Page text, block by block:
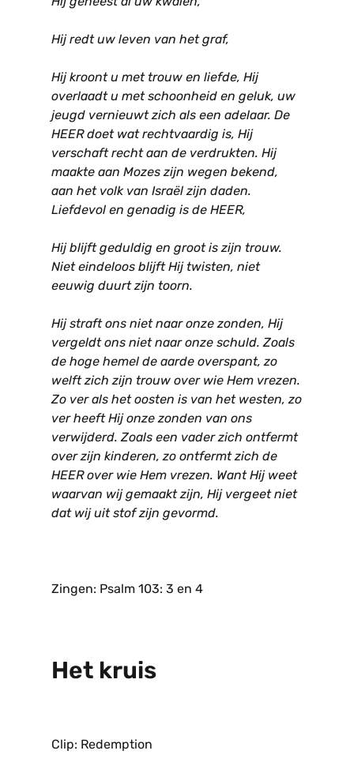
Hij redt uw leven van het graf,
Hij kroont u met trouw en liefde, Hij
overlaadt u met schoonheid en geluk, uw
jeugd vernieuwt zich als een adelaar. De
HEER doet wat rechtvaardig is, Hij
verschaft recht aan de verdrukten. Hij
maakte aan Mozes zijn wegen bekend,
aan het volk van Israël zijn daden.
Liefdevol en genadig is de HEER,
Hij blijft geduldig en groot is zijn trouw.
Niet eindeloos blijft Hij twisten, niet
eeuwig duurt zijn toorn.
Hij straft ons niet naar onze zonden, Hij
vergeldt ons niet naar onze schuld. Zoals
de hoge hemel de aarde overspant, zo
welft zich zijn trouw over wie Hem vrezen.
Zo ver als het oosten is van het westen, zo
ver heeft Hij onze zonden van ons
verwijderd. Zoals een vader zich ontfermt
over zijn kinderen, zo ontfermt zich de
HEER over wie Hem vrezen. Want Hij weet
waarvan wij gemaakt zijn, Hij vergeet niet
dat wij uit stof zijn gevormd.
Zingen: Psalm 103: 3 en 4
Het kruis
Clip: Redemption